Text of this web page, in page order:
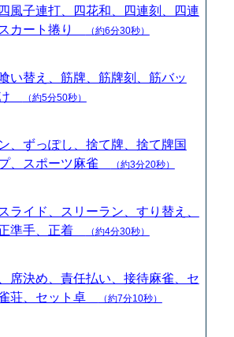
風子連打、四花和、四連刻、四連
カート捲り
（約6分30秒）
い替え、筋牌、筋牌刻、筋バッ
け
（約5分50秒）
、ずっぽし、捨て牌、捨て牌国
、スポーツ麻雀
（約3分20秒）
ライド、スリーラン、すり替え、
準手、正着
（約4分30秒）
席決め、責任払い、接待麻雀、セ
荘、セット卓
（約7分10秒）